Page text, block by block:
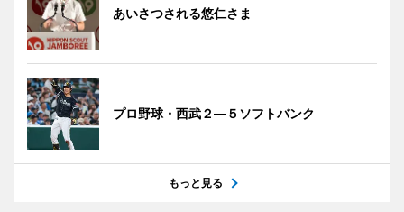
あいさつされる悠仁さま
プロ野球・西武２―５ソフトバンク
もっと見る